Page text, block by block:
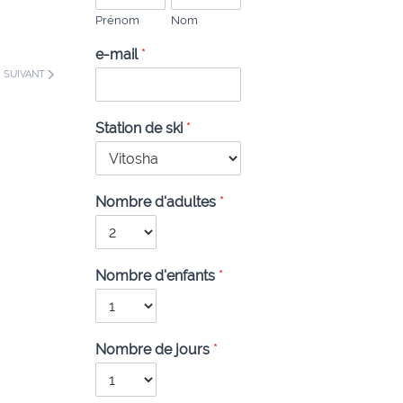
SUIVANT
Prénom Nom
e-mail *
Station de ski *
Nombre d'adultes *
Nombre d'enfants *
Nombre de jours *